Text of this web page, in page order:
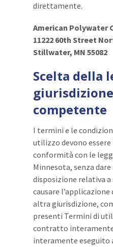
direttamente.
American Polywater
11222 60th Street
Stillwater, MN 55082
Scelta della
competente
I termini e le
utilizzo devono
conformità con le
Minnesota, senza
disposizione relativa
causare
altra giurisdizione,
presenti Termini di
contratto
interamente eseguito